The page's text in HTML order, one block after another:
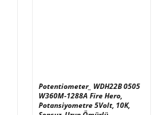
Potentiometer_ WDH22B 0505
W360M-1288A Fire Hero,
Potansiyometre 5Volt, 10K,